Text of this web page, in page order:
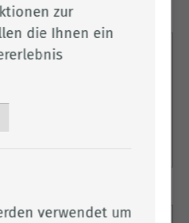
zur
die Ihnen ein
verwendet um